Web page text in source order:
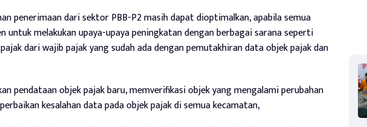
penerimaan dari sektor PBB-P2 masih dapat dioptimalkan, apabila semua
untuk melakukan upaya-upaya peningkatan dengan berbagai sarana seperti
dari wajib pajak yang sudah ada dengan pemutakhiran data objek pajak dan
pendataan objek pajak baru, memverifikasi objek yang mengalami perubahan
kesalahan data pada objek pajak di semua kecamatan,